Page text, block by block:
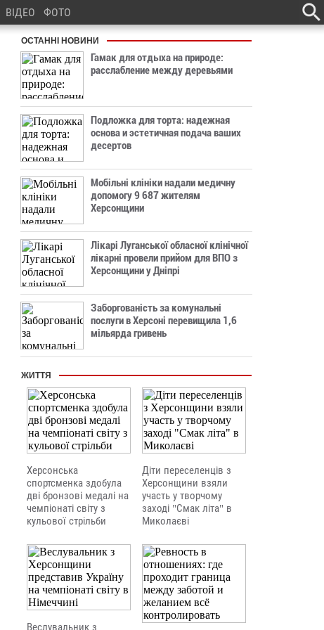
ВІДЕО ФОТО
ОСТАННІ НОВИНИ
Гамак для отдыха на природе:
расслабление между деревьями
Подложка для торта: надежная
основа и эстетичная подача ваших
десертов
Мобільні клініки надали медичну
допомогу 9 687 жителям
Херсонщини
Лікарі Луганської обласної клінічної
лікарні провели прийом для ВПО з
Херсонщини у Дніпрі
Заборгованість за комунальні
послуги в Херсоні перевищила 1,6
мільярда гривень
ЖИТТЯ
Херсонська
спортсменка здобула
дві бронзові медалі на
чемпіонаті світу з
кульової стрільби
Діти переселенців з
Херсонщини взяли
участь у творчому
заході "Смак літа" в
Миколаєві
Веслувальник з